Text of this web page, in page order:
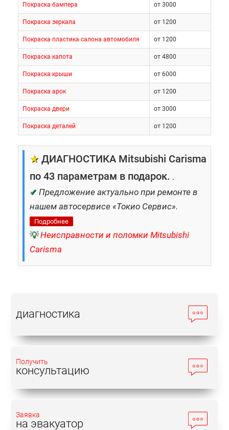
Покраска бампера от 3000
Покраска зеркала от 1200
Покраска пластика салона автомобиля от 1200
Покраска капота от 4800
Покраска крыши от 6000
Покраска арок от 1200
Покраска двери от 3000
Покраска деталей от 1200
★ ДИАГНОСТИКА Mitsubishi Carisma
по 43 параметрам в подарок. .
✔ Предложение актуально при ремонте в
нашем автосервисе «Токио Сервис».
Подробнее
💡 Неисправности и поломки Mitsubishi
Carisma
диагностика
Получить
консультацию
Заявка
на эвакуатор